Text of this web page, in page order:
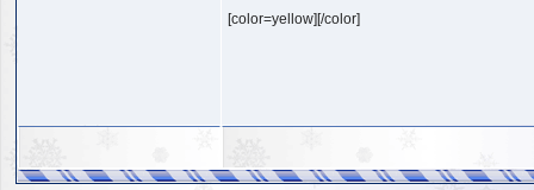
[color=yellow][/color]